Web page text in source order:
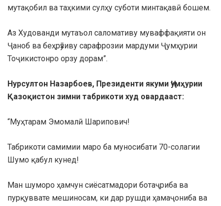
мутақобил ва таҳкими сулҳу суботи минтақавӣ бошем.
Аз Худованди мутаъол саломативу муваффақияти он
Ҷаноб ва беҳрӯзиву сарафрозии мардуми Ҷумҳурии
Тоҷикистонро орзу дорам”.
Нурсултон Назарбоев, Президенти якуми Ҷумҳурии
Қазоқистон зимни табрикоти худ овардааст:
“Муҳтарам Эмомалӣ Шарипович!
Табрикоти самимии маро ба муносибати 70-солагии
Шумо қабул кунед!
Ман шуморо ҳамчун сиёсатмадори ботаҷриба ва
пурқуввате мешиносам, ки дар рушди ҳамаҷониба ва